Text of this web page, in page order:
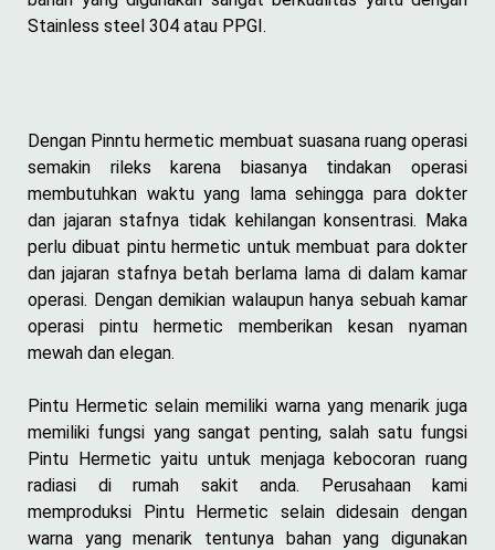
Stainless steel 304 atau PPGI.
Dengan Pinntu hermetic membuat suasana ruang operasi
semakin rileks karena biasanya tindakan operasi
membutuhkan waktu yang lama sehingga para dokter
dan jajaran stafnya tidak kehilangan konsentrasi. Maka
perlu dibuat pintu hermetic untuk membuat para dokter
dan jajaran stafnya betah berlama lama di dalam kamar
operasi. Dengan demikian walaupun hanya sebuah kamar
operasi pintu hermetic memberikan kesan nyaman
mewah dan elegan.
Pintu Hermetic selain memiliki warna yang menarik juga
memiliki fungsi yang sangat penting, salah satu fungsi
Pintu Hermetic yaitu untuk menjaga kebocoran ruang
radiasi di rumah sakit anda. Perusahaan kami
memproduksi Pintu Hermetic selain didesain dengan
warna yang menarik tentunya bahan yang digunakan